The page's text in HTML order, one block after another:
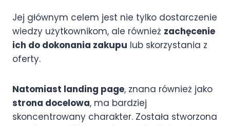
Jej głównym celem jest nie tylko dostarczenie
wiedzy użytkownikom, ale również zachęcenie
ich do dokonania zakupu lub skorzystania z
oferty.
Natomiast landing page, znana również jako
strona docelowa, ma bardziej
skoncentrowany charakter. Została stworzona